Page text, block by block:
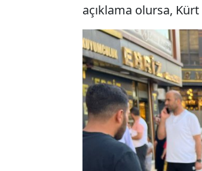
açıklama olursa,